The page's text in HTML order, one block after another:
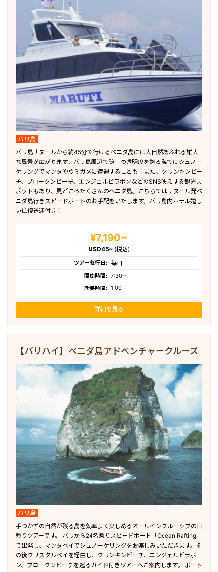
バリ島
バリ島サヌールから約45分で行けるペニダ島には大自然あふれる雄大
な風景が広がります。バリ島周辺で随一の透明度を誇る海ではシュノー
ケリングでマンタやウミガメに遭遇することも！また、クリンキンビー
チ、ブロークンビーチ、エンジェルビラボンなどのSNS映えする観光ス
ポットもあり、見どころたくさんのペニダ島。こちらではサヌール発ペ
ニダ島行きスピードボートのお手配をいたします。バリ島内ホテル嬉し
い往復送迎付き！
¥7,190~
USD45~ (税込)
ツアー催行日: 毎日
開始時間: 7:30〜
所要時間: 1:00
詳細を見る
【バリハイ】ペニダ島アドベンチャークルーズ
バリ島
手つかずの自然が残る島を効率よく楽しめるオールインクルーシブの日
帰りツアーです。 バリから24名乗りスピードボート「Ocean Rafting」
で出発し、マンタベイでシュノーケリングをお楽しみいただきます。そ
の後クリスタルベイを経由し、クリンキンビーチ、エンジェルビラボ
ン、ブロークンビーチを巡るガイド付きツアーへご案内します。 ボート